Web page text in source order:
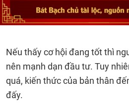
Nếu thấy cơ hội đang tốt thì
nên mạnh dạn đầu tư. Tuy
quá, kiến thức của bản thân
đấy.